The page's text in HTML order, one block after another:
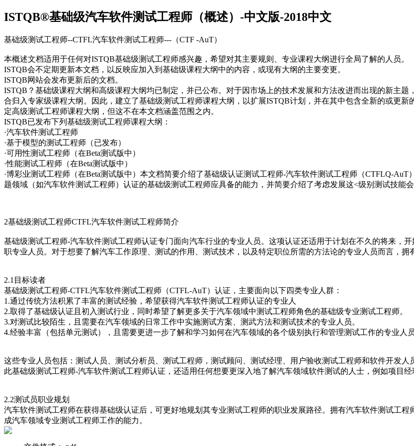
ISTQB®基础级汽车软件测试工程师（概述）-中文版-2018中文
基础级测试工程师--CTFL汽车软件测试工程师---（CTF -AuT）
本概述文档适用于任何对ISTQB基础级测试工程师感兴趣，希望对其主要规则、专业课程大纲进行全局了解的人员。
ISTQB会不定期更新本文档，以反映应加入到基础级课程大纲中的内容，或现有大纲的主要变更。
ISTQB网站会发布更新后的文档。
ISTQB？基础级课程大纲和高级课程大纲均已制定，并已公布。对于因市场上的技术发展和方法改进而出现的新主
合归入专家级课程大纲。因此，建立了基础级测试工程师课程大纲，以扩展ISTQB计划，并在其中包含全新的或更
定高级测试工程师课程大纲，但这不在本文档涵盖范围之内。
ISTQB已发布下列基础级测试工程师课程大纲：
·汽车软件测试工程师
·基于模型的测试工程师（已发布）
·可用性测试工程师（在Beta测试版中）
·性能测试工程师（在Beta测试版中）
·博彩业测试工程师（在Beta测试版中）本文档简要介绍了基础级认证测试工程师-汽车软件测试工程师（CTFLQ-
题领域（如汽车软件测试工程师）认证的基础级测试工程师应具备的能力，并简要介绍了考虑发展这<级别测试技能会
2基础级测试工程师CTFL汽车软件测试工程师简介
基础级测试工程师-汽车软件测试工程师认证专门面向汽车行业的专业人员。这项认证还适用于计划在不久的将来，
职专业人员。对于想要了解汽车工作原理、测试的作用、测试技术，以及特定职位所需的方法论的专业人员而言，拥
2.1目标读者
基础级测试工程师-CTFL汽车软件测试工程师（CTFL-AuT）认证，主要面向以下四类专业人群：
1.通过传统方法积累了丰富的测试经验，希望获得汽车软件测试工程师认证的专业人
2.取得了基础级认证且初入测试行业，同时希望了解更多关于汽车领域中测试工程师角色的基础级专业测试工程师。
3.对测试比较陌生，且需要在汽车领域的日常工作中实施测试方案、测武方法和测试技术的专业人员。
4.经验丰富（包括单元测试），且需要更进一步了解和学习如何在汽车领域的各个级别执行和管理测试工作的专业人员
这些专业人员包括：测试人员、测试分析员、测试工程师，测试顾问、测试经理、用户验收测试工程师和软件开发人
此基础级测试工程师-汽车软件测试工程师认证，还适用任何想要更深入地了解汽车领域软件测试的人士，例如项目
2.2测试员职业规划
汽车软件测试工程师在获得基础级认证后，可更好地规划其专业测试工程师的职业发展路径。拥有汽车软件测试工
成汽车领域专业测试工程师工作的能力。